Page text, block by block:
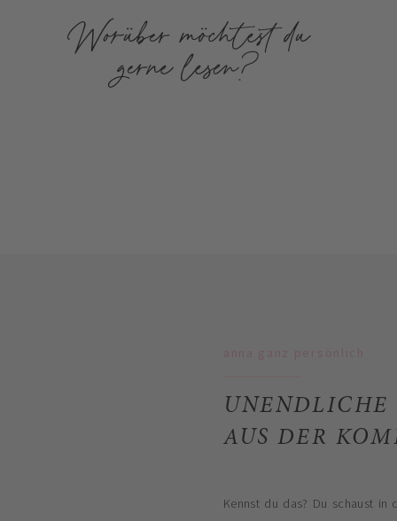
Worüber möchtest du
gerne lesen?
Kennst du das? Du schaust in
UNENDLICHE
AUS DER